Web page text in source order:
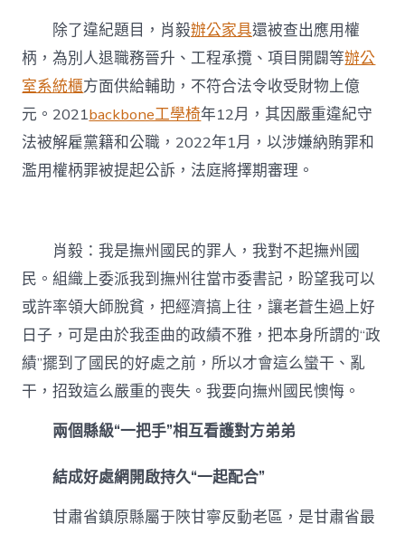
除了違紀題目，肖毅辦公家具還被查出應用權
柄，為別人退職務晉升、工程承攬、項目開闢等辦公
室系統櫃方面供給輔助，不符合法令收受財物上億
元。2021backbone工學椅年12月，其因嚴重違紀守
法被解雇黨籍和公職，2022年1月，以涉嫌納賄罪和
濫用權柄罪被提起公訴，法庭將擇期審理。
肖毅：我是撫州國民的罪人，我對不起撫州國
民。組織上委派我到撫州往當市委書記，盼望我可以
或許率領大師脫貧，把經濟搞上往，讓老蒼生過上好
日子，可是由於我歪曲的政績不雅，把本身所謂的“政
績”擺到了國民的好處之前，所以才會這么蠻干、亂
干，招致這么嚴重的喪失。我要向撫州國民懊悔。
兩個縣級“一把手”相互看護對方弟弟
結成好處網開啟持久“一起配合”
甘肅省鎮原縣屬于陜甘寧反動老區，是甘肅省最